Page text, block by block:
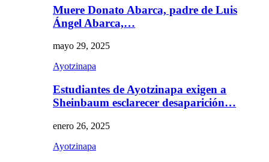
Muere Donato Abarca, padre de Luis
Ángel Abarca,…
mayo 29, 2025
Ayotzinapa
Estudiantes de Ayotzinapa exigen a
Sheinbaum esclarecer desaparición…
enero 26, 2025
Ayotzinapa